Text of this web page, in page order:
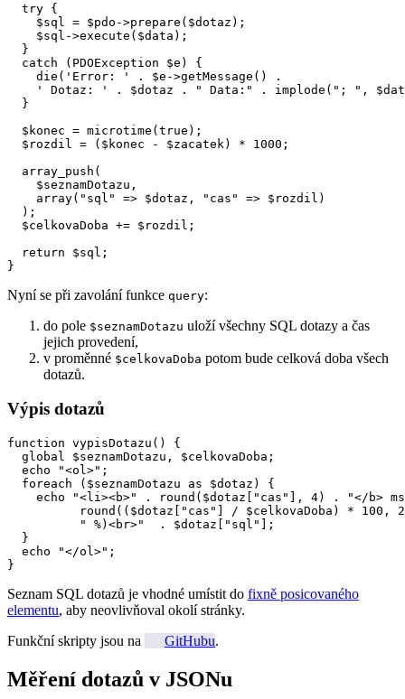
  try {
    $sql = $pdo->prepare($dotaz);
    $sql->execute($data);
  }
  catch (PDOException $e) {
    die('Error: ' . $e->getMessage() .
' Dotaz: ' . $dotaz . " Data:" . implode("; ",
  }
  $konec = microtime(true);
  $rozdil = ($konec - $zacatek) * 1000;
  array_push(
    $seznamDotazu,
    array("sql" => $dotaz, "cas" => $rozdil)
  );
  $celkovaDoba += $rozdil;
  return $sql;
}
Nyní se při zavolání funkce query:
do pole $seznamDotazu uloží všechny SQL dotazy a čas
jejich provedení,
v proměnné $celkovaDoba potom bude celková doba všech
dotazů.
Výpis dotazů
function vypisDotazu() {
  global $seznamDotazu, $celkovaDoba;
  echo "<ol>";
  foreach ($seznamDotazu as $dotaz) {
echo "<li><b>" . round($dotaz["cas"], 4) . "</b>
round(($dotaz["cas"] / $celkovaDoba) * 100,
          " %)<br>"  . $dotaz["sql"];
  }
  echo "</ol>";
}
Seznam SQL dotazů je vhodné umístit do fixně posicovaného
elementu, aby neovlivňoval okolí stránky.
Funkční skripty jsou na
GitHubu.
Měření dotazů v JSONu